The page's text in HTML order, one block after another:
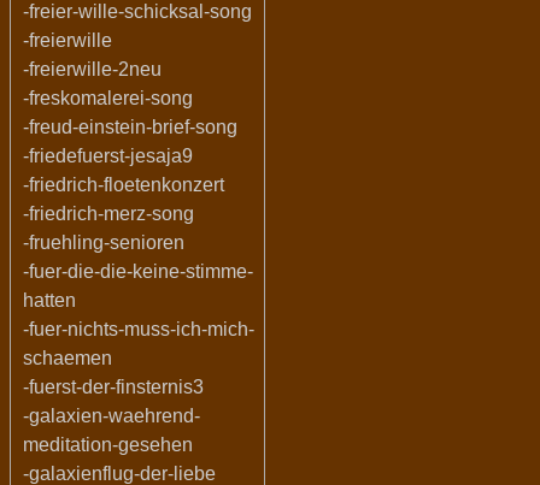
-freier-wille-schicksal-song
-freierwille
-freierwille-2neu
-freskomalerei-song
-freud-einstein-brief-song
-friedefuerst-jesaja9
-friedrich-floetenkonzert
-friedrich-merz-song
-fruehling-senioren
-fuer-die-die-keine-stimme-
hatten
-fuer-nichts-muss-ich-mich-
schaemen
-fuerst-der-finsternis3
-galaxien-waehrend-
meditation-gesehen
-galaxienflug-der-liebe